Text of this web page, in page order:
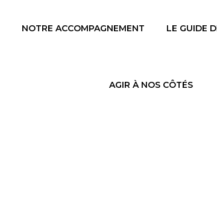
NOTRE ACCOMPAGNEMENT LE GUIDE
AGIR À NOS CÔTÉS